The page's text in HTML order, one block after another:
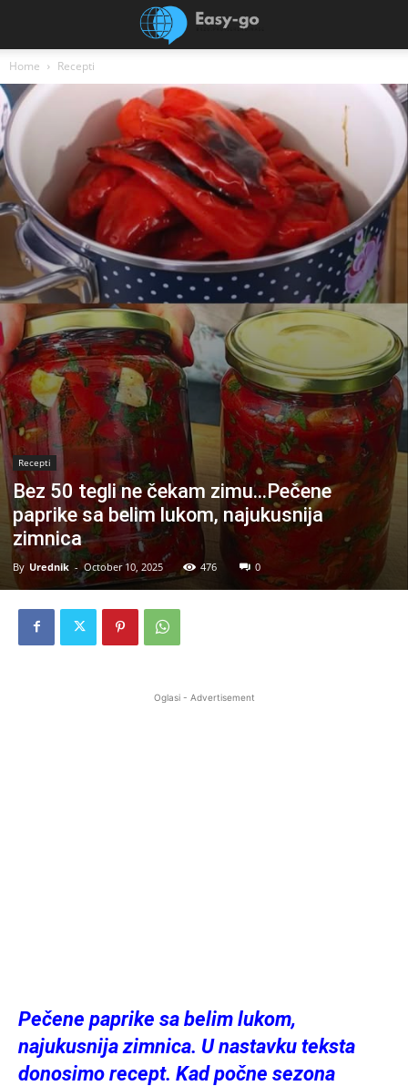
Home Recepti
Recepti
Bez 50 tegli ne čekam zimu…Pečene
paprike sa belim lukom, najukusnija
zimnica
By Urednik - October 10, 2025 476 0
Oglasi - Advertisement
Pečene paprike sa belim lukom,
najukusnija zimnica. U nastavku teksta
donosimo recept. Kad počne sezona